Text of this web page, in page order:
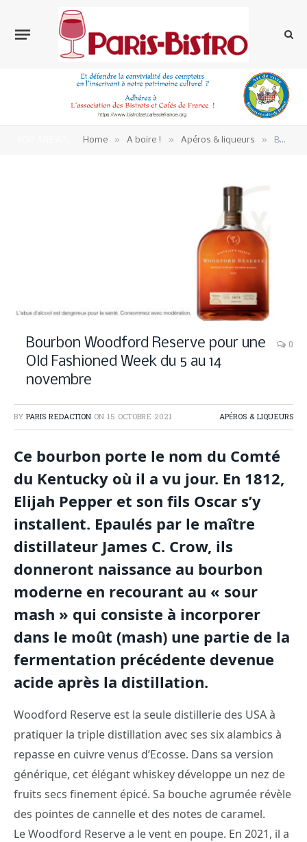
Home » A boire ! » Apéros & liqueurs » Bourbon Woodford Reserve pour une Old Fashioned Week du 5 au 14 novembre
Bourbon Woodford Reserve pour une
Old Fashioned Week du 5 au 14
novembre
0
BY PARIS REDACTION ON 15 OCTOBRE 2021 APÉROS & LIQUEURS
Ce bourbon porte le nom du Comté
du Kentucky où il a vu jour. En 1812,
Elijah Pepper et son fils Oscar s’y
installent. Epaulés par le maître
distillateur James C. Crow, ils
donneront naissance au bourbon
moderne en recourant au « sour
mash » qui consiste à incorporer
dans le moût (mash) une partie de la
fermentation précédente devenue
acide après la distillation.
Woodford Reserve est la seule distillerie des USA à
pratiquer la triple distillation avec ses six alambics à
repasse en cuivre venus d’Ecosse. Dans sa version
générique, cet élégant whiskey développe un nez de
fruits secs finement épicé. Sa bouche agrumée révèle
des pointes de cannelle et des notes de caramel.
Le Woodford Reserve a le vent en poupe. En 2021, il a